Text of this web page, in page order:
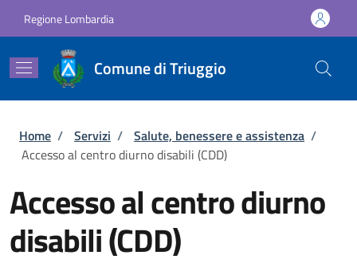
Regione Lombardia
Comune di Triuggio
Briciole di pane
Home / Servizi / Salute, benessere e assistenza /
Accesso al centro diurno disabili (CDD)
Accesso al centro diurno
disabili (CDD)